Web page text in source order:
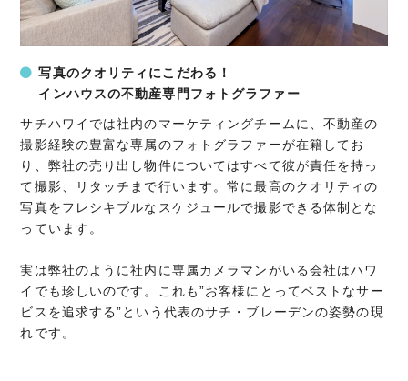
写真のクオリティにこだわる！
インハウスの不動産専門フォトグラファー
サチハワイでは社内のマーケティングチームに、不動産の
撮影経験の豊富な専属のフォトグラファーが在籍してお
り、弊社の売り出し物件についてはすべて彼が責任を持っ
て撮影、リタッチまで行います。常に最高のクオリティの
写真をフレシキブルなスケジュールで撮影できる体制とな
っています。
実は弊社のように社内に専属カメラマンがいる会社はハワ
イでも珍しいのです。これも”お客様にとってベストなサー
ビスを追求する”という代表のサチ・ブレーデンの姿勢の現
れです。